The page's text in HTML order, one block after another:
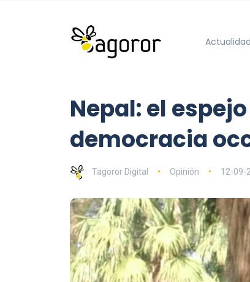
Actualidad
Nepal: el
democracia
Tagoror Digital Opinión 12-09-